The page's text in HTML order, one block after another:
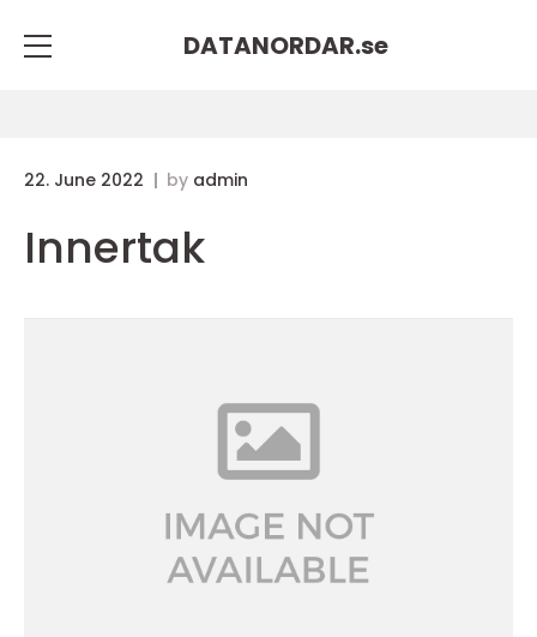
DATANORDAR.se
22. June 2022 by admin
Innertak